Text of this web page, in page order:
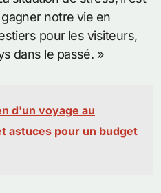
notre vie en
pour les visiteurs,
dans le passé. »
d'un voyage au
astuces pour un budget